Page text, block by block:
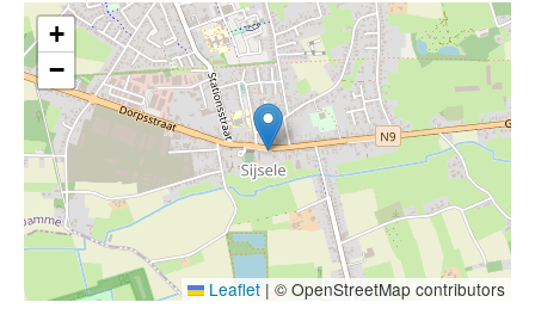
+
−
Leaflet | © OpenStreetMap contributors